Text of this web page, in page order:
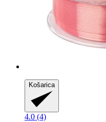
Košarica
4.0 (4)